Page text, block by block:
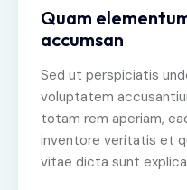
Quam
accumsan
Sed ut perspiciatis
voluptatem
totam rem aperiam,
inventore veritatis et
vitae dicta sunt